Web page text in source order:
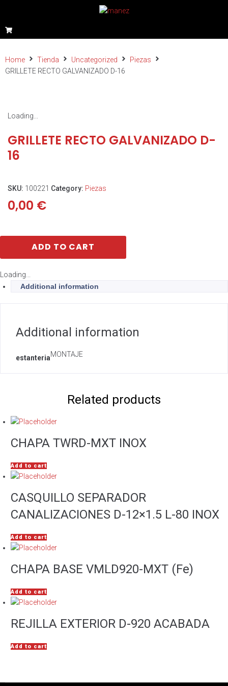
Home Tienda Uncategorized
Piezas
GRILLETE RECTO GALVANIZADO D-16
Loading...
GRILLETE RECTO GALVANIZADO D-
16
SKU: 100221 Category: Piezas
0,00 €
ADD TO CART
Loading...
Additional information
Additional information
estanteriaMONTAJE
Related products
CHAPA TWRD-MXT INOX
Add to cart
CASQUILLO SEPARADOR
CANALIZACIONES D-12×1.5 L-80 INOX
Add to cart
CHAPA BASE VMLD920-MXT (Fe)
Add to cart
REJILLA EXTERIOR D-920 ACABADA
Add to cart